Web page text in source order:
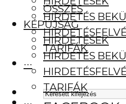
HIRDETÉS
TARIFÁK
···
ÖSSZES
KÉPÚJSÁG
HIRDETÉSEK
HIRDETÉS
TARIFÁK